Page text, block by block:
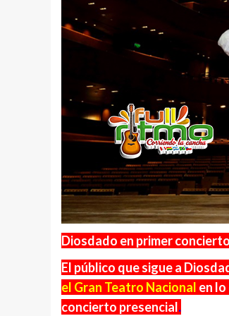
Diosdado en primer
El público que sigue a
el Gran Teatro Nacional en
concierto presencial.